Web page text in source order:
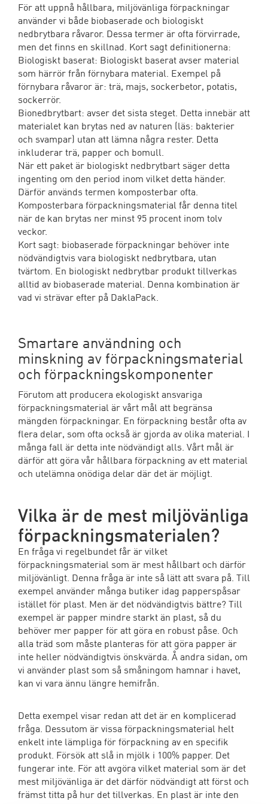
För att uppnå hållbara, miljövänliga förpackningar
använder vi både biobaserade och biologiskt
nedbrytbara råvaror. Dessa termer är ofta förvirrade,
men det finns en skillnad. Kort sagt definitionerna:
Biologiskt baserat: Biologiskt baserat avser material
som härrör från förnybara material. Exempel på
förnybara råvaror är: trä, majs, sockerbetor, potatis,
sockerrör.
Bionedbrytbart: avser det sista steget. Detta innebär att
materialet kan brytas ned av naturen (läs: bakterier
och svampar) utan att lämna några rester. Detta
inkluderar trä, papper och bomull.
När ett paket är biologiskt nedbrytbart säger detta
ingenting om den period inom vilket detta händer.
Därför används termen komposterbar ofta.
Komposterbara förpackningsmaterial får denna titel
när de kan brytas ner minst 95 procent inom tolv
veckor.
Kort sagt: biobaserade förpackningar behöver inte
nödvändigtvis vara biologiskt nedbrytbara, utan
tvärtom. En biologiskt nedbrytbar produkt tillverkas
alltid av biobaserade material. Denna kombination är
vad vi strävar efter på DaklaPack.
Smartare användning och
minskning av förpackningsmaterial
och förpackningskomponenter
Förutom att producera ekologiskt ansvariga
förpackningsmaterial är vårt mål att begränsa
mängden förpackningar. En förpackning består ofta av
flera delar, som ofta också är gjorda av olika material. I
många fall är detta inte nödvändigt alls. Vårt mål är
därför att göra vår hållbara förpackning av ett material
och utelämna onödiga delar där det är möjligt.
Vilka är de mest miljövänliga
förpackningsmaterialen?
En fråga vi regelbundet får är vilket
förpackningsmaterial som är mest hållbart och därför
miljövänligt. Denna fråga är inte så lätt att svara på. Till
exempel använder många butiker idag papperspåsar
istället för plast. Men är det nödvändigtvis bättre? Till
exempel är papper mindre starkt än plast, så du
behöver mer papper för att göra en robust påse. Och
alla träd som måste planteras för att göra papper är
inte heller nödvändigtvis önskvärda. Å andra sidan, om
vi använder plast som så småningom hamnar i havet,
kan vi vara ännu längre hemifrån.
Detta exempel visar redan att det är en komplicerad
fråga. Dessutom är vissa förpackningsmaterial helt
enkelt inte lämpliga för förpackning av en specifik
produkt. Försök att slå in mjölk i 100% papper. Det
fungerar inte. För att avgöra vilket material som är det
mest miljövänliga är det därför nödvändigt att först och
främst titta på hur det tillverkas. En plast är inte den